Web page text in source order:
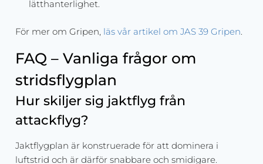
lätthanterlighet.
För mer om Gripen, läs vår artikel om JAS 39 Gripen.
FAQ – Vanliga frågor om
stridsflygplan
Hur skiljer sig jaktflyg från
attackflyg?
Jaktflygplan är konstruerade för att dominera i
luftstrid och är därför snabbare och smidigare.